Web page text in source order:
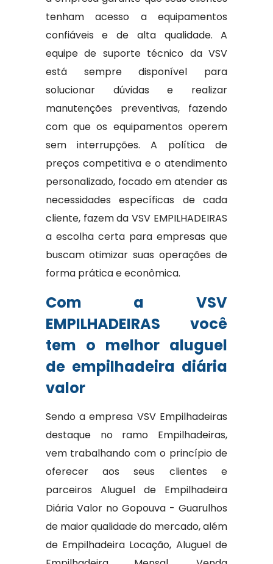
tenham acesso a equipamentos
confiáveis e de alta qualidade. A
equipe de suporte técnico da VSV
está sempre disponível para
solucionar dúvidas e realizar
manutenções preventivas, fazendo
com que os equipamentos operem
sem interrupções. A política de
preços competitiva e o atendimento
personalizado, focado em atender as
necessidades específicas de cada
cliente, fazem da VSV EMPILHADEIRAS
a escolha certa para empresas que
buscam otimizar suas operações de
forma prática e econômica.
Com a VSV
EMPILHADEIRAS você
tem o melhor aluguel
de empilhadeira diária
valor
Sendo a empresa VSV Empilhadeiras
destaque no ramo Empilhadeiras,
vem trabalhando com o princípio de
oferecer aos seus clientes e
parceiros Aluguel de Empilhadeira
Diária Valor no Gopouva - Guarulhos
de maior qualidade do mercado, além
de Empilhadeira Locação, Aluguel de